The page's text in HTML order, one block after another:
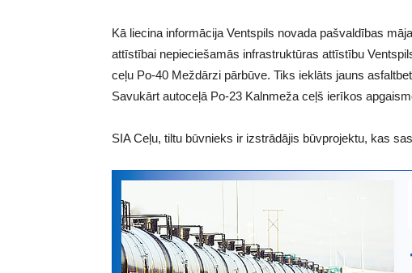
Kā liecina informācija Ventspils novada pašvaldības
attīstībai nepieciešamās infrastruktūras attīstību
ceļu Po-40 Meždārzi pārbūve. Tiks ieklāts jauns
Savukārt autoceļā Po-23 Kalnmeža ceļš ierīkos
SIA Ceļu, tiltu būvnieks ir izstrādājis būvprojektu, kas